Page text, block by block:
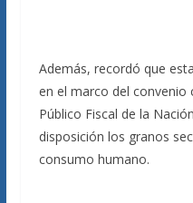
Además, recordó que
en el marco del convenio
Público Fiscal de la
disposición los granos
consumo humano.